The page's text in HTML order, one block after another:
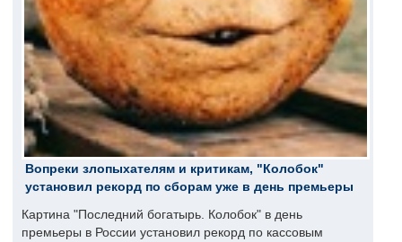
Вопреки злопыхателям и критикам, "Колобок"
установил рекорд по сборам уже в день премьеры
Картина "Последний богатырь. Колобок" в день
премьеры в России установил рекорд по кассовым